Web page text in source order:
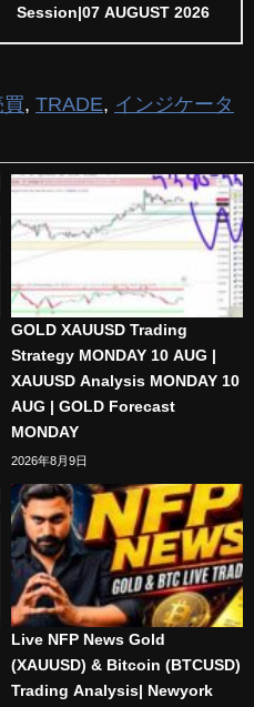
Session|07 AUGUST 2026
買, TRADE, インジケータ
GOLD XAUUSD Trading
Strategy MONDAY 10 AUG |
XAUUSD Analysis MONDAY 10
AUG | GOLD Forecast
MONDAY
2026年8月9日
Live NFP News Gold
(XAUUSD) & Bitcoin (BTCUSD)
Trading Analysis| Newyork